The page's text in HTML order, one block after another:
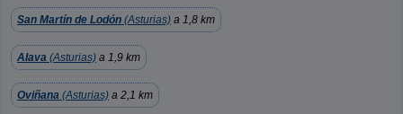
San Martín de Lodón (Asturias) a 1,8 km
Alava (Asturias) a 1,9 km
Oviñana (Asturias) a 2,1 km